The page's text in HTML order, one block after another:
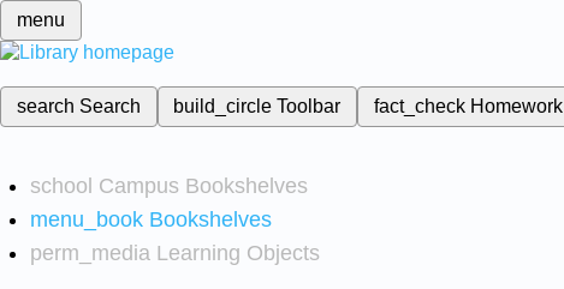
menu
search Search build_circleToolbar fact_check Homework
school Campus Bookshelves
menu_book Bookshelves
perm_media Learning Objects